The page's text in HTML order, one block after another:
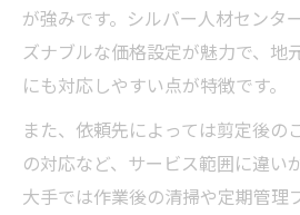
が強みです。シルバー人材センタ
ズナブルな価格設定が魅力で、地
にも対応しやすい点が特徴です。
また、依頼先によっては剪定後の
の対応など、サービス範囲に違い
大手では作業後の清掃や定期管理